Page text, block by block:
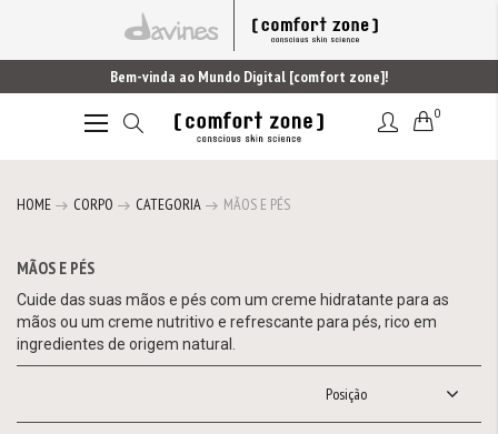
Bem-vinda ao Mundo Digital [comfort zone]!
Alternar
0
HOME CORPO CATEGORIA MÃOS E PÉS
MÃOS E PÉS
Cuide das suas mãos e pés com um creme hidratante para as
mãos ou um creme nutritivo e refrescante para pés, rico em
ingredientes de origem natural.